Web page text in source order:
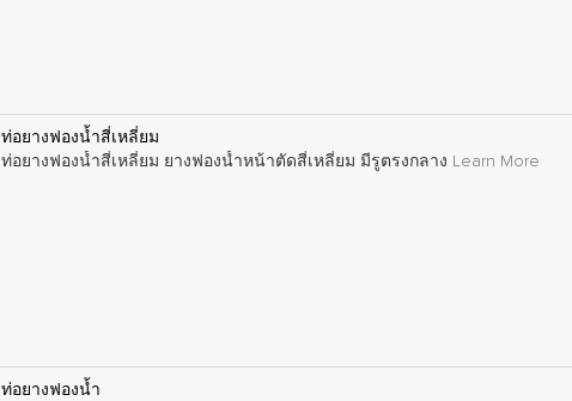
ท่อยางฟองน้ำสี่เหลี่ยม
ท่อยางฟองน้ำสี่เหลี่ยม ยางฟองน้ำหน้าตัดสี่เหลี่ยม มีรูตรงกลาง Learn More
ท่อยางฟองน้ำ